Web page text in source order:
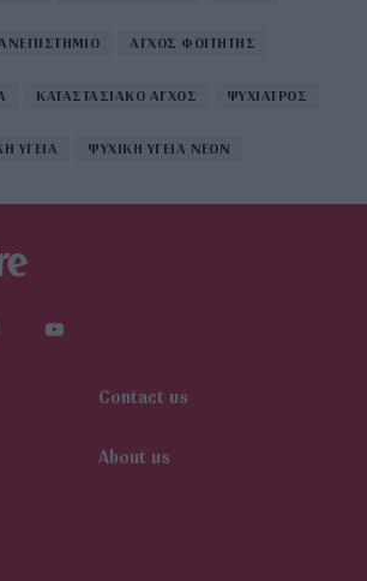
ΑΓΧΟΣ ΦΟΙΤΗΤΗΣ
ΚΑΤΑΣΤΑΣΙΑΚΟ ΑΓΧΟΣ ΨΥΧΙΑΤΡΟΣ
ΥΓΕΙΑ ΨΥΧΙΚΗ ΥΓΕΙΑ ΝΕΩΝ
Contact us
About us